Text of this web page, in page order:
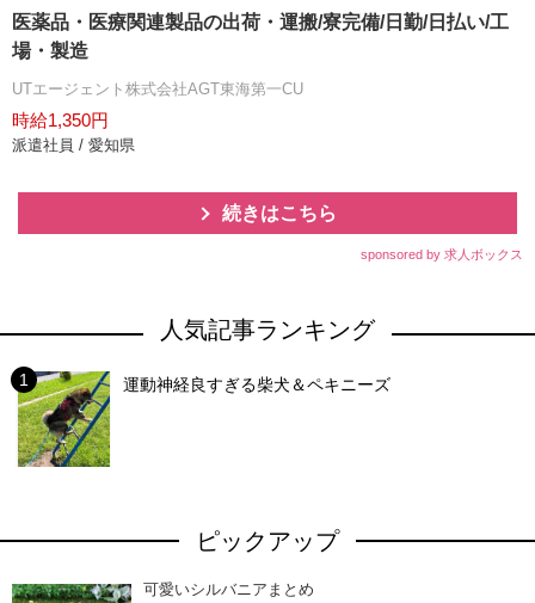
医薬品・医療関連製品の出荷・運搬/寮完備/日勤/日払い/工
場・製造
UTエージェント株式会社AGT東海第一CU
時給1,350円
派遣社員 / 愛知県
続きはこちら
sponsored by 求人ボックス
人気記事ランキング
運動神経良すぎる柴犬＆ペキニーズ
ピックアップ
可愛いシルバニアまとめ